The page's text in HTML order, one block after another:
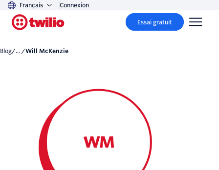
Français Connexion
Essai gratuit
Blog/... / Will McKenzie
WM